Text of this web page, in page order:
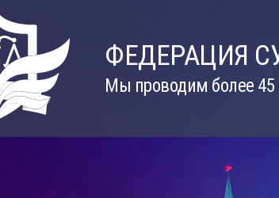
ФЕДЕРАЦИЯ
Мы проводим более 45